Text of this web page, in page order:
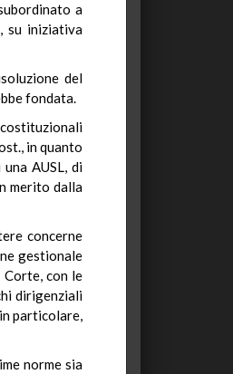
a
su iniziativa
del
fondata.
costituzionali
in quanto
AUSL, di
merito dalla
concerne
gestionale
con le
dirigenziali
particolare,
norme sia